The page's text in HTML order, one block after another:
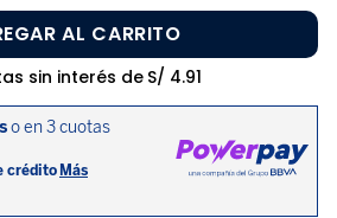
AL CARRITO
sin interés de S/ 4.91